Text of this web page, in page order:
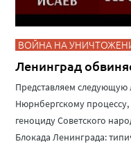
ВОЙНА НА
Ленинград
Представляем
Нюрнбергскому
геноциду Советского
Блокада Ленинграда: